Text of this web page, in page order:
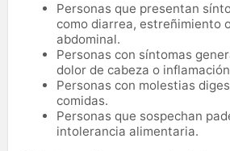
Personas que presentan
como diarrea, estreñimiento
abdominal.
Personas con síntomas
dolor de cabeza o
Personas con molestias
comidas.
Personas que sospechan
intolerancia alimentaria.